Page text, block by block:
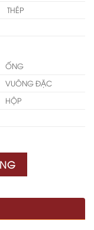
THÉP
ỐNG
VUÔNG ĐẶC
HỘP